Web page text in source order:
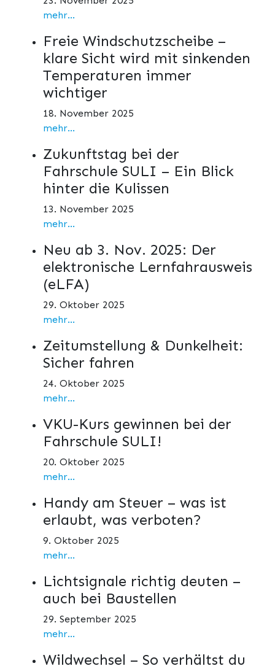
mehr...
Freie Windschutzscheibe –
klare Sicht wird mit sinkenden
Temperaturen immer
wichtiger
18. November 2025
mehr...
Zukunftstag bei der
Fahrschule SULI – Ein Blick
hinter die Kulissen
13. November 2025
mehr...
Neu ab 3. Nov. 2025: Der
elektronische Lernfahrausweis
(eLFA)
29. Oktober 2025
mehr...
Zeitumstellung & Dunkelheit:
Sicher fahren
24. Oktober 2025
mehr...
VKU-Kurs gewinnen bei der
Fahrschule SULI!
20. Oktober 2025
mehr...
Handy am Steuer – was ist
erlaubt, was verboten?
9. Oktober 2025
mehr...
Lichtsignale richtig deuten –
auch bei Baustellen
29. September 2025
mehr...
Wildwechsel – So verhältst du